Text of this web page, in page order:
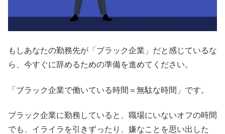
もしあなたの勤務先が「ブラック企業」だと感じているな
ら、今すぐに辞めるための準備を進めてください。
「ブラック企業で働いている時間＝無駄な時間」です。
ブラック企業に勤務していると、職場にいないオフの時間
でも、イライラを引きずったり、嫌なことを思い出した